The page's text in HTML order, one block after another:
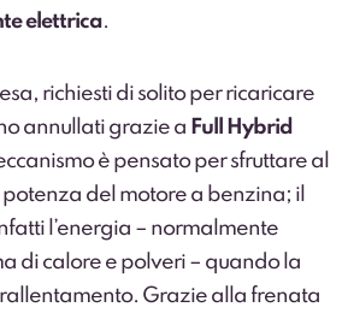
elettrica.
richiesti di solito per ricaricare
annullati grazie a Full Hybrid
è pensato per sfruttare al
potenza del motore a benzina; il
l’energia – normalmente
di calore e polveri – quando la
Grazie alla frenata